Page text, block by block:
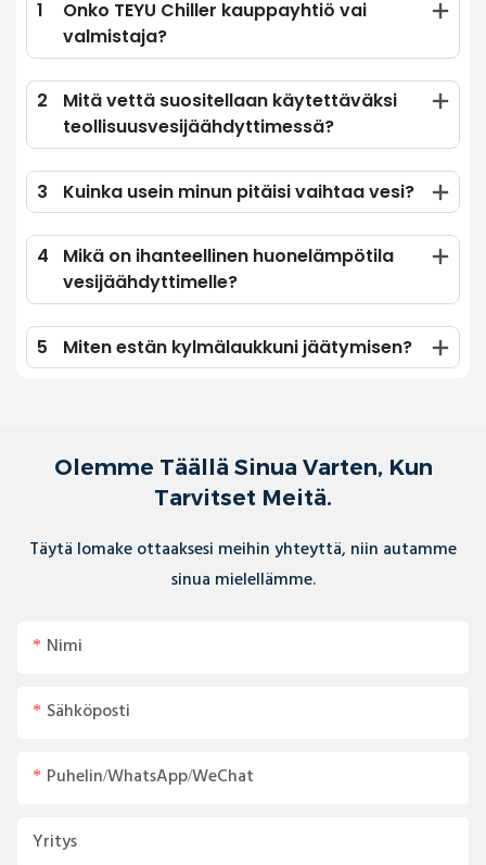
1
Onko TEYU Chiller kauppayhtiö vai
valmistaja?
2
Mitä vettä suositellaan käytettäväksi
teollisuusvesijäähdyttimessä?
3 Kuinka usein minun pitäisi vaihtaa vesi?
4
Mikä on ihanteellinen huonelämpötila
vesijäähdyttimelle?
5 Miten estän kylmälaukkuni jäätymisen?
Olemme Täällä Sinua Varten, Kun
Tarvitset Meitä.
Täytä lomake ottaaksesi meihin yhteyttä, niin autamme
sinua mielellämme.
Nimi
Sähköposti
Puhelin/WhatsApp/WeChat
Yritys